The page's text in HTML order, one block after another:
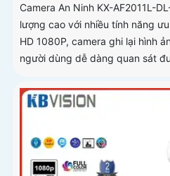
Camera An Ninh KX-AF2011L-
lượng cao với nhiều tính năng
HD 1080P, camera ghi lại hình
người dùng dễ dàng quan sát